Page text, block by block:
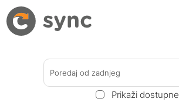
Poredaj od zadnjeg
Prikaži dostupne